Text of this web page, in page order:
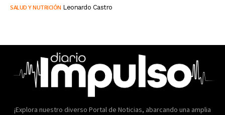
SALUD Y NUTRICIÓN Leonardo Castro
¡Explora nuestro diverso Portal de Noticias, abarcando una amplia